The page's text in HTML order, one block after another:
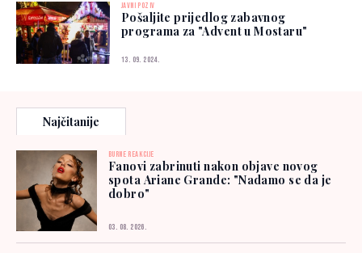
JAVNI POZIV
Pošaljite prijedlog zabavnog
programa za "Advent u Mostaru"
13. 09. 2024.
Najčitanije
BURNE REAKCIJE
Fanovi zabrinuti nakon objave novog
spota Ariane Grande: "Nadamo se da je
dobro"
03. 08. 2026.